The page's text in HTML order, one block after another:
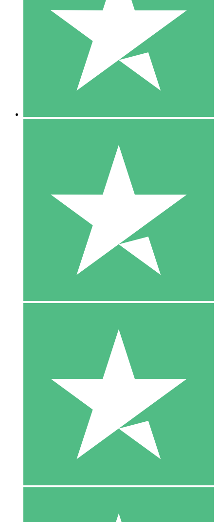
Paga según el uso con créditos de descarga. Sin compromiso
10 00
10 Descargas
20 00